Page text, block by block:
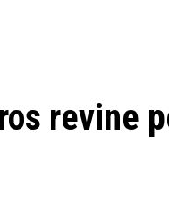
revine